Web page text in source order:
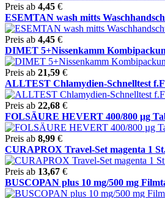
Preis ab 4,45 €
ESEMTAN wash mitts
Preis ab 4,45 €
DIMET 5+Nissenkamm
Preis ab 21,59 €
ALLTEST Chlamydien-Schnelltest
Preis ab 22,68 €
FOLSÄURE HEVERT 400/800 µg
Preis ab 8,99 €
CURAPROX Travel-Set magenta 1
Preis ab 13,67 €
BUSCOPAN plus 10 mg/500 mg